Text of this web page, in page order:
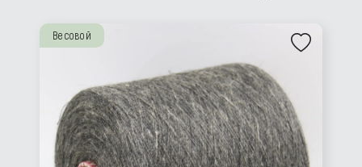
Весовой